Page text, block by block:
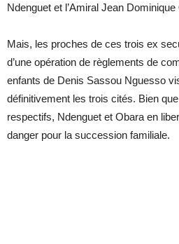
Ndenguet et l’Amiral Jean
Mais, les proches de ces trois ex
d’une opération de règlements de
enfants de Denis Sassou Nguesso
définitivement les trois cités. Bien
respectifs, Ndenguet et Obara en
danger pour la succession familiale.